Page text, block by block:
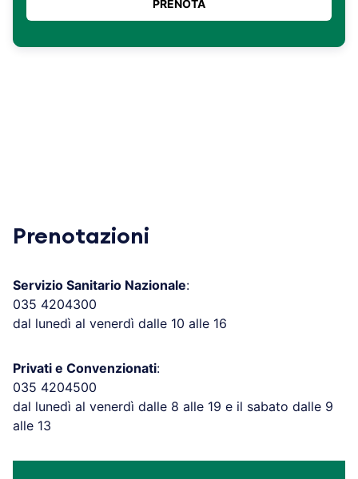
Prenotazioni
Servizio Sanitario Nazionale:
035 4204300
dal lunedì al venerdì dalle 10 alle 16
Privati e Convenzionati:
035 4204500
dal lunedì al venerdì dalle 8 alle 19 e il sabato dalle 9
alle 13